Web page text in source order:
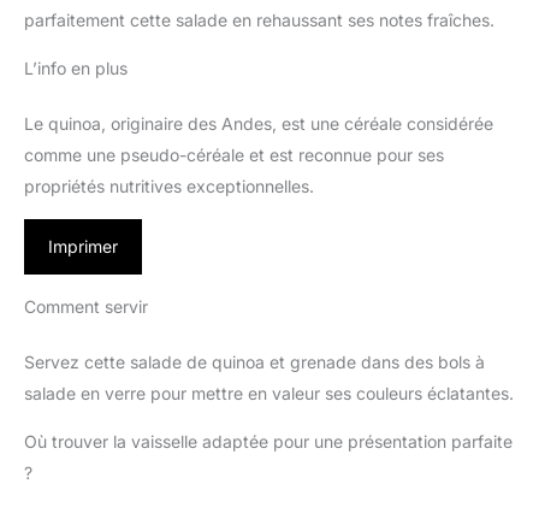
parfaitement cette salade en rehaussant ses notes fraîches.
L’info en plus
Le quinoa, originaire des Andes, est une céréale considérée
comme une pseudo-céréale et est reconnue pour ses
propriétés nutritives exceptionnelles.
Imprimer
Comment servir
Servez cette salade de quinoa et grenade dans des bols à
salade en verre pour mettre en valeur ses couleurs éclatantes.
Où trouver la vaisselle adaptée pour une présentation parfaite
?